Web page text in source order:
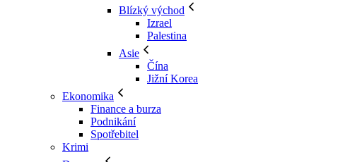
Blízký východ
Izrael
Palestina
Asie
Čína
Jižní Korea
Ekonomika
Finance a burza
Podnikání
Spotřebitel
Krimi